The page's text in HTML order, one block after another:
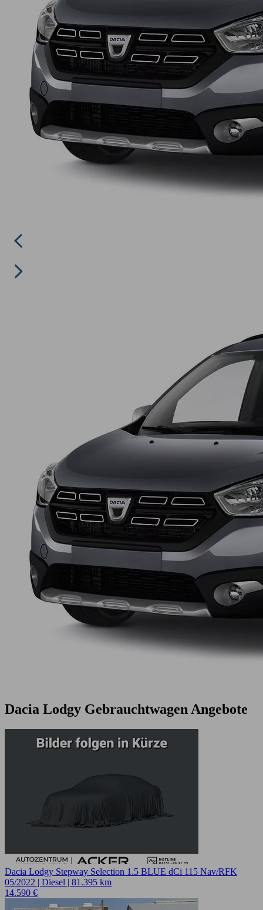
Dacia Lodgy Gebrauchtwagen Angebote
Dacia Lodgy Stepway Selection 1.5 BLUE dCi 115 Nav/RFK
05/2022 | Diesel | 81.395 km
14.590 €